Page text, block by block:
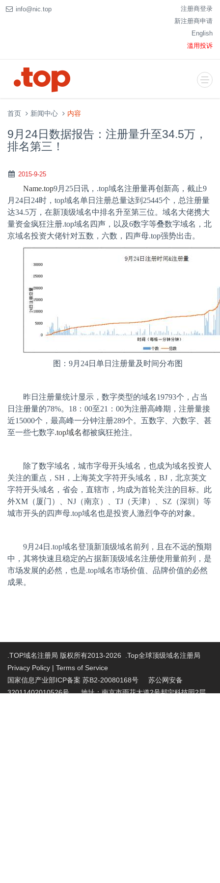
info@nic.top
注册商登录
新注册商申请
English
滥用投诉
首页 新闻中心 内容
9月24日数据报告：注册量升至34.5万，
排名第三！
2015-9-25
Name.top9月 25日讯， .top域名注册量再创新高，截止9
月 24日 24时， top域名单日注册总量达到 25445个，总注册量
达34.5万，在新顶级域名中排名升至第三位。域名大佬携大
量资金疯狂注册.top域名四声，以及6数字等叠数字域名，北
京域名投资大佬针对五数，六数，四声母.top强势出击。
图： 9月 24日单日注册量及时间分布图
昨日注册量统计显示，数字类型的域名19793个，占当
日注册量的78%。 18 ： 00至21 ： 00为注册高峰期，注册量接
近15000个，最高峰一分钟注册289个。五数字、六数字、甚
至一些七数字.top域名都被疯狂抢注。
除了数字域名，城市字母开头域名，也成为域名投资人
关注的重点， SH ，上海英文字符开头域名， BJ ，北京英文
字符开头域名，省会，直辖市，均成为首轮关注的目标。此
外XM （厦门）、 NJ （南京）、 TJ （天津）、 SZ （深圳）等
城市开头的四声母.top域名也是投资人激烈争夺的对象。
9月 24日 .top域名登顶新顶级域名前列，且在不远的预期
中，其将快速且稳定的占据新顶级域名注册使用量前列，是
市场发展的必然，也是.top域名市场价值、品牌价值的必然
成果。
.TOP域名注册局 版权所有2013-2026 .Top全球顶级域名注册局
Privacy Policy | Terms of Service
国家信息产业部ICP备案 苏B2-20080168号 苏公网安备
32011402010526号 地址：南京市雨花大道2号邦宁科技园2层